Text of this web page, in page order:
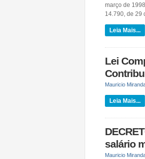
março de
14.790, de 29
Leia Mais...
Lei
Mauricio
Leia Mais...
salário
Mauricio